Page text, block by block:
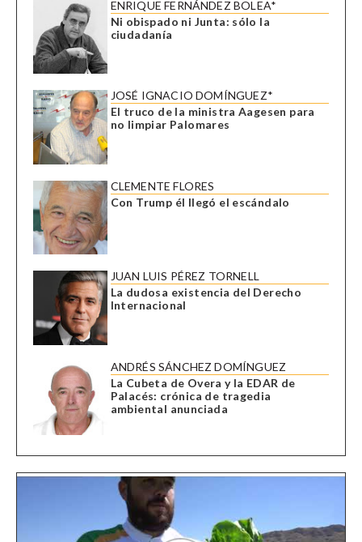
ENRIQUE FERNÁNDEZ BOLEA*
Ni obispado ni Junta: sólo la
ciudadanía
JOSÉ IGNACIO DOMÍNGUEZ*
El truco de la ministra Aagesen para
no limpiar Palomares
CLEMENTE FLORES
Con Trump él llegó el escándalo
JUAN LUIS PÉREZ TORNELL
La dudosa existencia del Derecho
Internacional
ANDRÉS SÁNCHEZ DOMÍNGUEZ
La Cubeta de Overa y la EDAR de
Palacés: crónica de tragedia
ambiental anunciada